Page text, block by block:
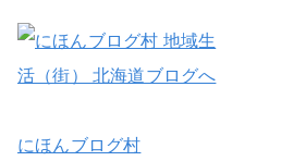
にほんブログ村